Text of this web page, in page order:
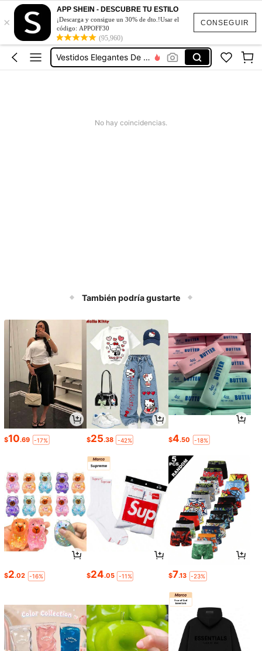
CONSEGUIR
×
APP SHEIN - DESCUBRE TU ESTILO
¡Descarga y consigue un 30% de dto.!Usar el
código: APPOFF30
(95,960)
Squishies
Patio Furniture Set Cover
Blusas Bonitas De Mujer
No hay coincidencias.
También podría gustarte
$10.69 -17% $25.38 -42% $4.50 -18%
$2.02 -16% $24.05 -11% $7.13 -23%